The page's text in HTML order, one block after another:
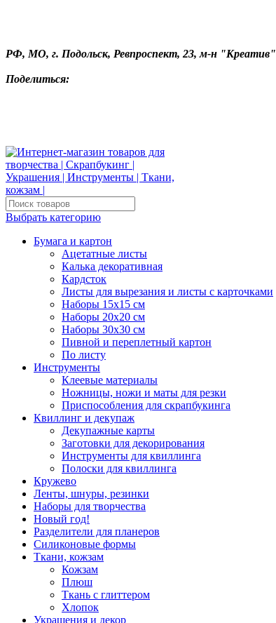
РФ, МО, г. Подольск, Ревпроспект, 23, м-н "Креатив"
Поделиться:
Выбрать категорию
Бумага и картон
Ацетатные листы
Калька декоративная
Кардсток
Листы для вырезания и листы с карточками
Наборы 15х15 см
Наборы 20х20 см
Наборы 30х30 см
Пивной и переплетный картон
По листу
Инструменты
Клеевые материалы
Ножницы, ножи и маты для резки
Приспособления для скрапбукинга
Квиллинг и декупаж
Декупажные карты
Заготовки для декорирования
Инструменты для квиллинга
Полоски для квиллинга
Кружево
Ленты, шнуры, резинки
Наборы для творчества
Новый год!
Разделители для планеров
Силиконовые формы
Ткани, кожзам
Кожзам
Плюш
Ткань с глиттером
Хлопок
Украшения и декор